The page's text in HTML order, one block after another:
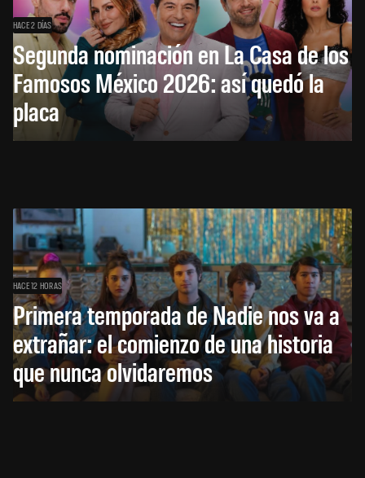
HACE 2 DÍAS
Segunda nominación en La Casa de los
Famosos México 2026: así quedó la
placa
HACE 12 HORAS
Primera temporada de Nadie nos va a
extrañar: el comienzo de una historia
que nunca olvidaremos